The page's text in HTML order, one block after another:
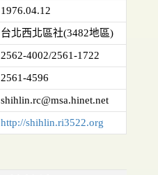
1976.04.12
台北西北區社(3482地區)
2562-4002/2561-1722
2561-4596
shihlin.rc@msa.hinet.net
http://shihlin.ri3522.org